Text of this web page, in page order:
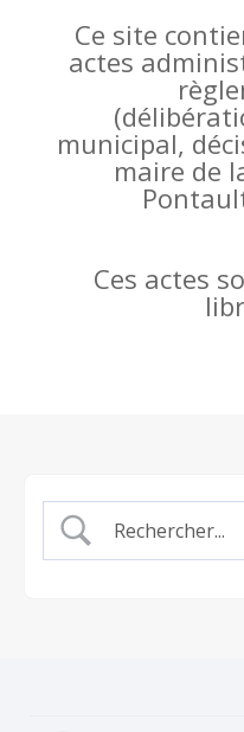
Ce site
actes
(
municipal,
maire de
Ces actes